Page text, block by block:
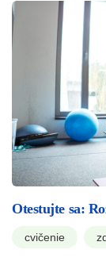
Otestujte sa:
cvičenie